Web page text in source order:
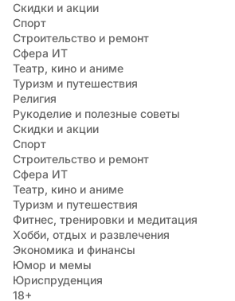
Скидки и акции
Спорт
Строительство и ремонт
Сфера ИТ
Театр, кино и аниме
Туризм и путешествия
Религия
Рукоделие и полезные советы
Скидки и акции
Спорт
Строительство и ремонт
Сфера ИТ
Театр, кино и аниме
Туризм и путешествия
Фитнес, тренировки и медитация
Хобби, отдых и развлечения
Экономика и финансы
Юмор и мемы
Юриспруденция
18+